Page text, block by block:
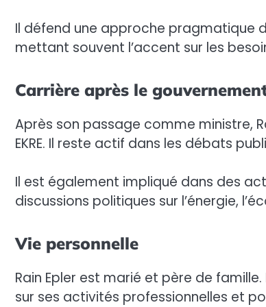
Il défend une approche pragmatique
mettant souvent l’accent sur les
Carrière après le
Après son passage comme ministre,
EKRE. Il reste actif dans les débats
Il est également impliqué dans des
discussions politiques sur l’énergie,
Vie personnelle
Rain Epler est marié et père de
sur ses activités professionnelles et